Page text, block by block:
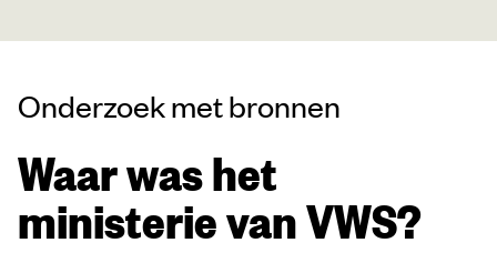
Onderzoek met bronnen
Waar was het
ministerie van VWS?